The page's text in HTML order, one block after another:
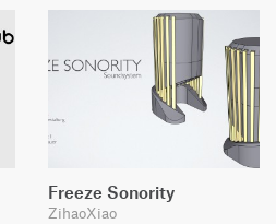
Freeze Sonority
ZihaoXiao